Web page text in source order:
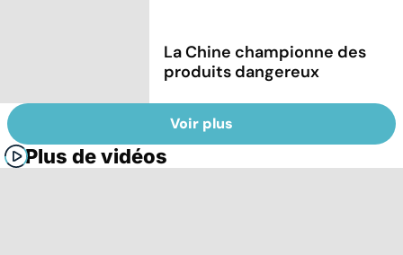
La Chine championne des
produits dangereux
Voir plus
Plus de vidéos